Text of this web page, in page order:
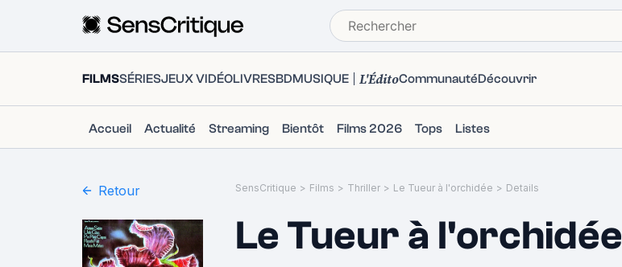
FILMSSÉRIESJEUX VIDÉOLIVRESBDMUSIQUE L'ÉditoCommunautéDécouvrir
Accueil Actualité Streaming Bientôt Films 2026 Tops Listes
Retour SensCritique > Films > Thriller > Le Tueur à l'orchidée > Details
Le Tueur à l'orchidée